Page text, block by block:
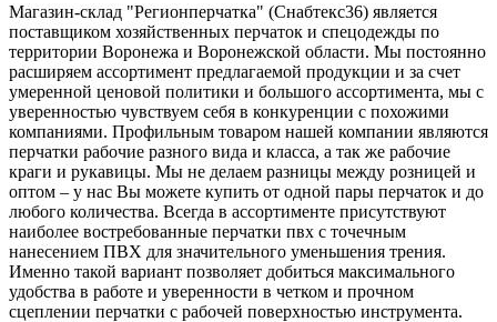
Магазин-склад "Регионперчатка" (Снабтекс36) является
поставщиком хозяйственных перчаток и спецодежды по
территории Воронежа и Воронежской области. Мы постоянно
расширяем ассортимент предлагаемой продукции и за счет
умеренной ценовой политики и большого ассортимента, мы с
уверенностью чувствуем себя в конкуренции с похожими
компаниями. Профильным товаром нашей компании являются
перчатки рабочие разного вида и класса, а так же рабочие
краги и рукавицы. Мы не делаем разницы между розницей и
оптом – у нас Вы можете купить от одной пары перчаток и до
любого количества. Всегда в ассортименте присутствуют
наиболее востребованные перчатки пвх с точечным
нанесением ПВХ для значительного уменьшения трения.
Именно такой вариант позволяет добиться максимального
удобства в работе и уверенности в четком и прочном
сцеплении перчатки с рабочей поверхностью инструмента.